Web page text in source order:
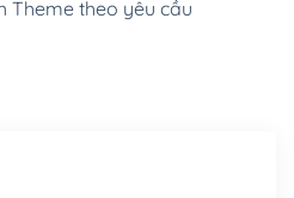
site Wordpress(+100,000₫)
Theme theo yêu cầu